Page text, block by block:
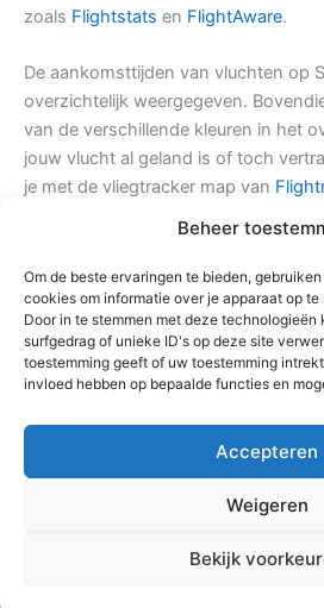
Beheer
Om de beste ervaringen te bieden,
cookies om informatie over je apparaat op
Door in te stemmen met deze
surfgedrag of unieke ID's op deze site
toestemming geeft of uw toestemming
invloed hebben op bepaalde functies en
Accepteren
Weigeren
Bekijk
zoals Flightstats en FlightAware.
De aankomsttijden van vluchten op
overzichtelijk weergegeven.
van de verschillende kleuren in het
jouw vlucht al geland is of toch
je met de vliegtracker map van
vlucht nog nauwkeurig volgen tot de
vluchtinformatie | Aankomsttijden |